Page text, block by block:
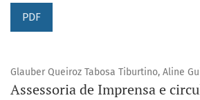
PDF
Glauber Queiroz Tabosa Tiburtino, Aline
Assessoria de Imprensa e